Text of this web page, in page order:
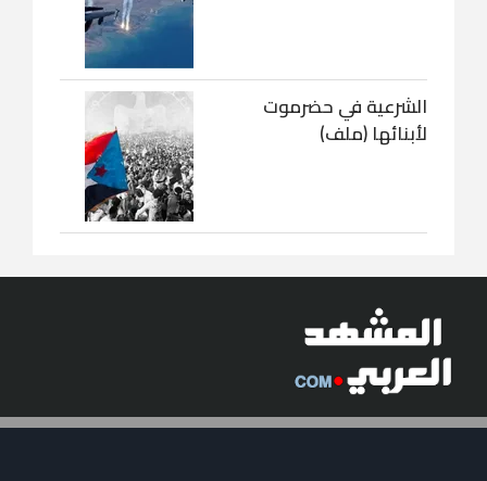
الشرعية في حضرموت
لأبنائها (ملف)